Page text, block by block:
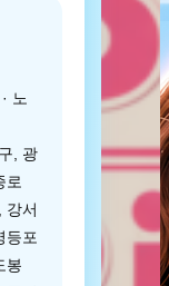
노
, 광
로
강서
등포
봉